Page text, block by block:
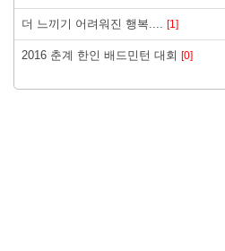
더 느끼기 어려워진 행복.... [1]
2016 춘계 한인 배드민턴 대회 [0]